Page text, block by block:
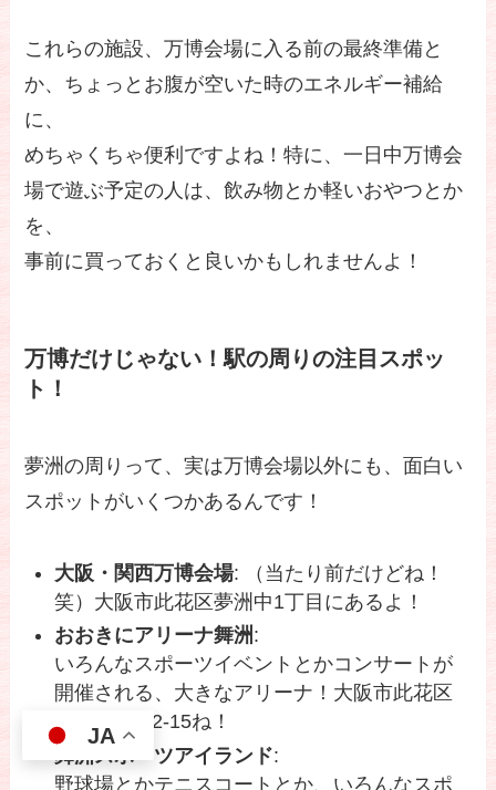
これらの施設、万博会場に入る前の最終準備と
か、ちょっとお腹が空いた時のエネルギー補給
に、
めちゃくちゃ便利ですよね！特に、一日中万博会
場で遊ぶ予定の人は、飲み物とか軽いおやつとか
を、
事前に買っておくと良いかもしれませんよ！
万博だけじゃない！駅の周りの注目スポッ
ト！
夢洲の周りって、実は万博会場以外にも、面白い
スポットがいくつかあるんです！
大阪・関西万博会場: （当たり前だけどね！
笑）大阪市此花区夢洲中1丁目にあるよ！
おおきにアリーナ舞洲 :
いろんなスポーツイベントとかコンサートが
開催される、大きなアリーナ！大阪市此花区
北港緑地2-2-15ね！
舞洲スポーツアイランド:
野球場とかテニスコートとか、いろんなスポ
JA